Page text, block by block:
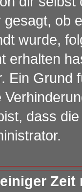
ob
wurde,
erhalten
Ein Grund
dass